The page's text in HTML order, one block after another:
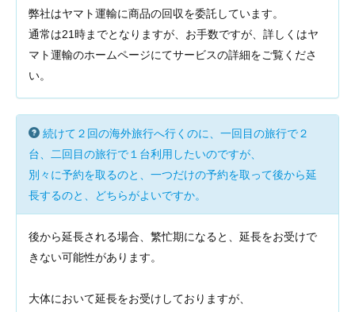
弊社はヤマト運輸に商品の回収を委託しています。
通常は21時までとなりますが、お手数ですが、詳しくはヤ
マト運輸のホームページにてサービスの詳細をご覧くださ
い。
続けて２回の海外旅行へ行くのに、一回目の旅行で２
台、二回目の旅行で１台利用したいのですが、
別々に予約を取るのと、一つだけの予約を取って後から延
長するのと、どちらがよいですか。
後から延長される場合、繁忙期になると、延長をお受けで
きない可能性があります。
大体において延長をお受けしておりますが、